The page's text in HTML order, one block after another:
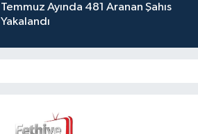
Temmuz Ayında 481 Aranan Şahıs
Yakalandı